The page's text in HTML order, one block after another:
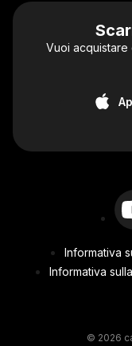
Vuoi acquistare
Informativa
Informativa
© 2026